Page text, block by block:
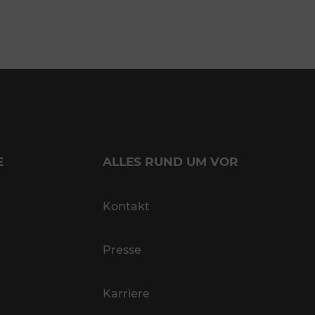
ALLES RUND UM VOR
Kontakt
Presse
Karriere